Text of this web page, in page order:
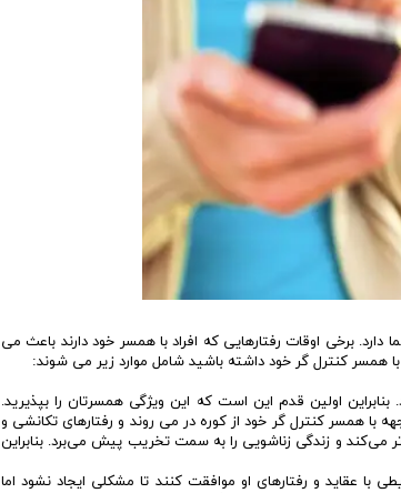
دارد. برخی اوقات رفتارهایی که افراد با همسر خود دارند باعث می
همسر کنترل گر خود داشته باشید شامل موارد زیر می شوند:
اولین قدم این است که این ویژگی همسرتان را بپذیرید.
با همسر کنترل گر خود از کوره در می روند و رفتارهای تکانشی و
می‌کند و زندگی زناشویی را به سمت تخریب پیش می‌برد. بنابراین
عقاید و رفتارهای او موافقت کنند تا مشکلی ایجاد نشود اما